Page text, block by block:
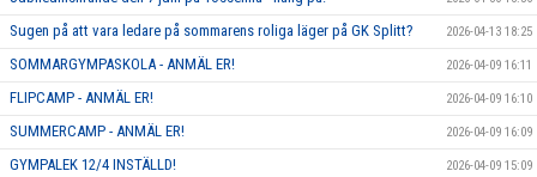
Sugen på att vara ledare på sommarens roliga läger på GK Splitt? 2026-04-13 18:25
SOMMARGYMPASKOLA - ANMÄL ER! 2026-04-09 16:11
FLIPCAMP - ANMÄL ER! 2026-04-09 16:10
SUMMERCAMP - ANMÄL ER! 2026-04-09 16:09
GYMPALEK 12/4 INSTÄLLD! 2026-04-09 15:09